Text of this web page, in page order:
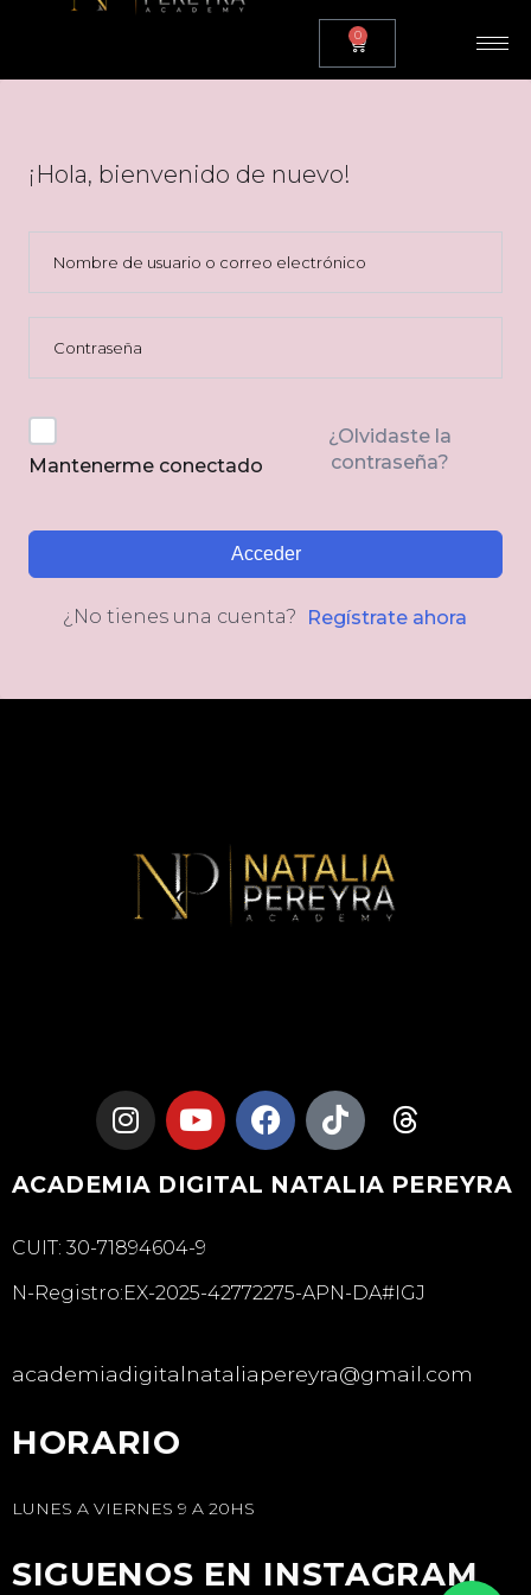
0
¡Hola, bienvenido de nuevo!
Mantenerme conectado
¿Olvidaste la
contraseña?
Acceder
¿No tienes una cuenta? Regístrate ahora
ACADEMIA DIGITAL NATALIA PEREYRA
CUIT: 30-71894604-9
N-Registro:EX-2025-42772275-APN-DA#IGJ
academiadigitalnataliapereyra@gmail.com
HORARIO
LUNES A VIERNES 9 A 20HS
SIGUENOS EN INSTAGRAM